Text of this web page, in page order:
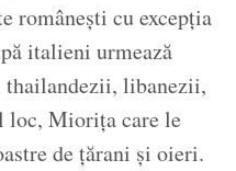
românești cu excepția
italieni urmează
libanezii,
Miorița care le
de țărani și oieri.